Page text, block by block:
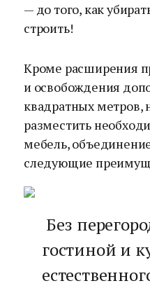
— до того, как
строить!
Кроме расширения
и освобождения
квадратных метров,
разместить
мебель,
следующие
Без
гостиной и